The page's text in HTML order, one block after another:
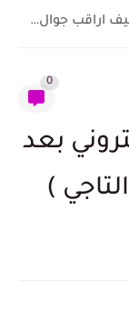
كيف اهكر جوال زوجي | كيف اراقب جوال زوجي عن...
0
بعد
)